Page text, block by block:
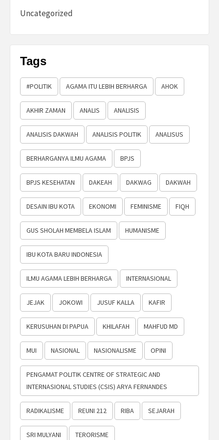
Uncategorized
Tags
#POLITIK AGAMA ITU LEBIH BERHARGA AHOK
AKHIR ZAMAN ANALIS ANALISIS
ANALISIS DAKWAH ANALISIS POLITIK ANALISUS
BERHARGANYA ILMU AGAMA BPJS
BPJS KESEHATAN DAKEAH DAKWAG DAKWAH
DESAIN IBU KOTA EKONOMI FEMINISME FIQH
GUS SHOLAH MEMBELA ISLAM HUMANISME
IBU KOTA BARU INDONESIA
ILMU AGAMA LEBIH BERHARGA INTERNASIONAL
JEJAK JOKOWI JUSUF KALLA KAFIR
KERUSUHAN DI PAPUA KHILAFAH MAHFUD MD
MUI NASIONAL NASIONALISME OPINI
PENGAMAT POLITIK CENTRE OF STRATEGIC AND
INTERNASIONAL STUDIES (CSIS) ARYA FERNANDES
RADIKALISME REUNI 212 RIBA SEJARAH
SRI MULYANI TERORISME